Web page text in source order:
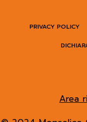
PRIVACY POLICY
Area